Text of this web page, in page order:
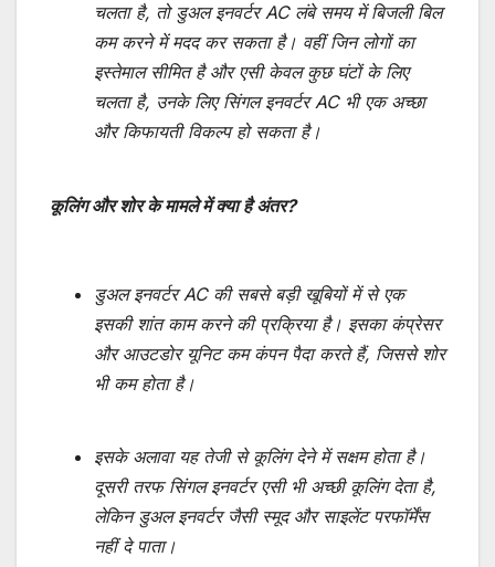
चलता है, तो डुअल इनवर्टर AC लंबे समय में बिजली बिल
कम करने में मदद कर सकता है। वहीं जिन लोगों का
इस्तेमाल सीमित है और एसी केवल कुछ घंटों के लिए
चलता है, उनके लिए सिंगल इनवर्टर AC भी एक अच्छा
और किफायती विकल्प हो सकता है।
कूलिंग और शोर के मामले में क्या है अंतर?
डुअल इनवर्टर AC की सबसे बड़ी खूबियों में से एक
इसकी शांत काम करने की प्रक्रिया है। इसका कंप्रेसर
और आउटडोर यूनिट कम कंपन पैदा करते हैं, जिससे शोर
भी कम होता है।
इसके अलावा यह तेजी से कूलिंग देने में सक्षम होता है।
दूसरी तरफ सिंगल इनवर्टर एसी भी अच्छी कूलिंग देता है,
लेकिन डुअल इनवर्टर जैसी स्मूद और साइलेंट परफॉर्मेंस
नहीं दे पाता।